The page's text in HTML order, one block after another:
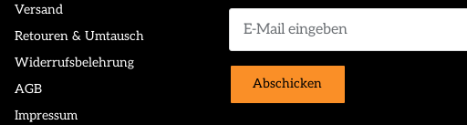
Versand
Retouren & Umtausch
Widerrufsbelehrung
AGB
Impressum
Abschicken